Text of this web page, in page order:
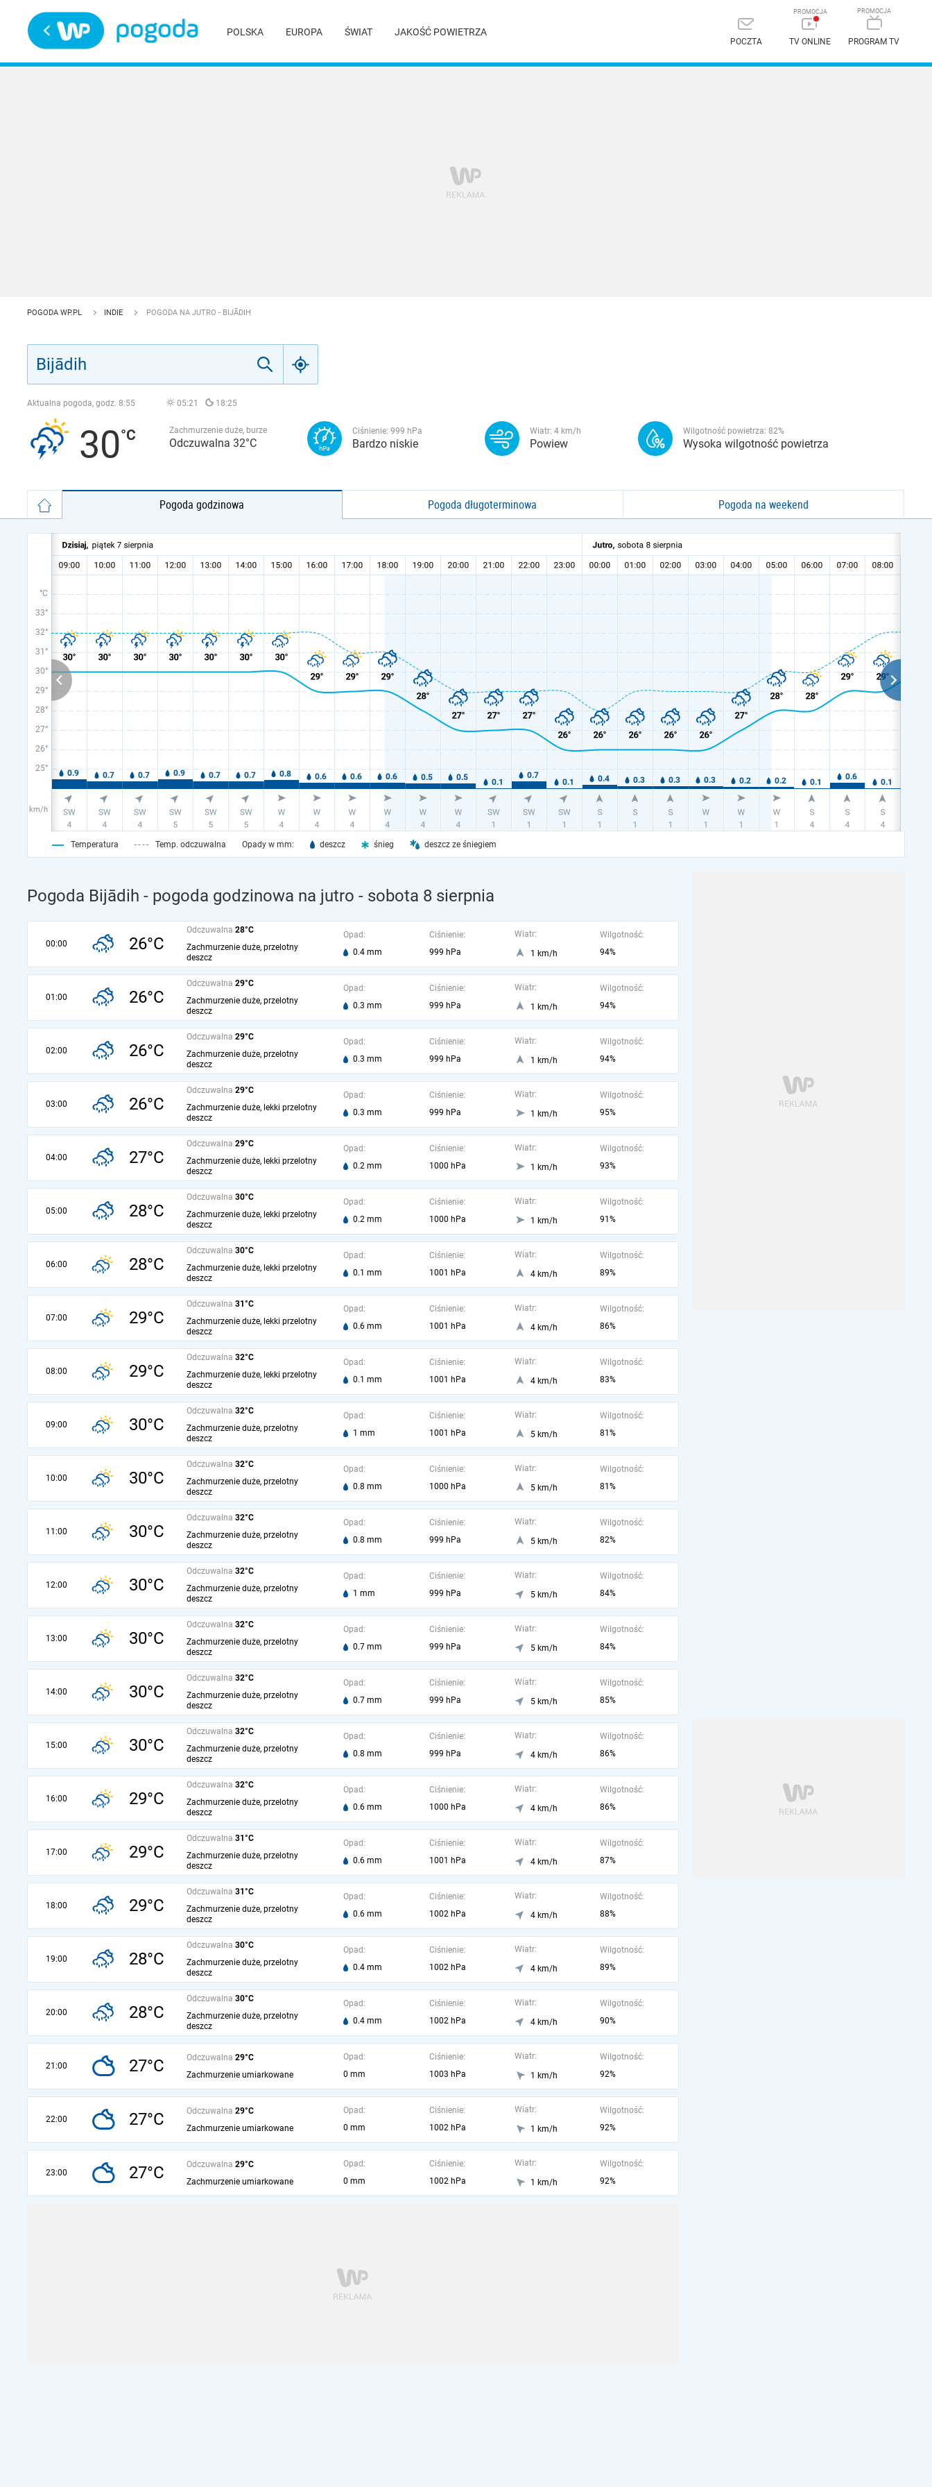
POLSKA EUROPA ŚWIAT JAKOŚĆ POWIETRZA
POCZTA TV ONLINE PROGRAM TV
POGODA WP.PL INDIE POGODA NA JUTRO - BIJĀDIH
Aktualna pogoda, godz. 8:55 05:21 18:25
30 Zachmurzenie duże, burze
Odczuwalna 32°C
Ciśnienie: 999 hPa
Bardzo niskie
Wiatr: 4 km/h
Powiew
Wilgotność powietrza: 82%
Wysoka wilgotność powietrza
Pogoda godzinowa Pogoda długoterminowa Pogoda na weekend
°C
33°
32°
31°
30°
29°
28°
27°
26°
25°
km/h
Temperatura Temp. odczuwalna Opady w mm: deszcz śnieg deszcz ze śniegiem
Pogoda Bijādih - pogoda godzinowa na jutro - sobota 8 sierpnia
00:00 26°C
Odczuwalna 28°C
Zachmurzenie duże, przelotny
deszcz
Opad:
0.4 mm
Ciśnienie:
999 hPa
Wiatr:
1 km/h
Wilgotność:
94%
01:00 26°C
Odczuwalna 29°C
Zachmurzenie duże, przelotny
deszcz
Opad:
0.3 mm
Ciśnienie:
999 hPa
Wiatr:
1 km/h
Wilgotność:
94%
02:00 26°C
Odczuwalna 29°C
Zachmurzenie duże, przelotny
deszcz
Opad:
0.3 mm
Ciśnienie:
999 hPa
Wiatr:
1 km/h
Wilgotność:
94%
03:00 26°C
Odczuwalna 29°C
Zachmurzenie duże, lekki przelotny
deszcz
Opad:
0.3 mm
Ciśnienie:
999 hPa
Wiatr:
1 km/h
Wilgotność:
95%
04:00 27°C
Odczuwalna 29°C
Zachmurzenie duże, lekki przelotny
deszcz
Opad:
0.2 mm
Ciśnienie:
1000 hPa
Wiatr:
1 km/h
Wilgotność:
93%
05:00 28°C
Odczuwalna 30°C
Zachmurzenie duże, lekki przelotny
deszcz
Opad:
0.2 mm
Ciśnienie:
1000 hPa
Wiatr:
1 km/h
Wilgotność:
91%
06:00 28°C
Odczuwalna 30°C
Zachmurzenie duże, lekki przelotny
deszcz
Opad:
0.1 mm
Ciśnienie:
1001 hPa
Wiatr:
4 km/h
Wilgotność:
89%
07:00 29°C
Odczuwalna 31°C
Zachmurzenie duże, lekki przelotny
deszcz
Opad:
0.6 mm
Ciśnienie:
1001 hPa
Wiatr:
4 km/h
Wilgotność:
86%
08:00 29°C
Odczuwalna 32°C
Zachmurzenie duże, lekki przelotny
deszcz
Opad:
0.1 mm
Ciśnienie:
1001 hPa
Wiatr:
4 km/h
Wilgotność:
83%
09:00 30°C
Odczuwalna 32°C
Zachmurzenie duże, przelotny
deszcz
Opad:
1 mm
Ciśnienie:
1001 hPa
Wiatr:
5 km/h
Wilgotność:
81%
10:00 30°C
Odczuwalna 32°C
Zachmurzenie duże, przelotny
deszcz
Opad:
0.8 mm
Ciśnienie:
1000 hPa
Wiatr:
5 km/h
Wilgotność:
81%
11:00 30°C
Odczuwalna 32°C
Zachmurzenie duże, przelotny
deszcz
Opad:
0.8 mm
Ciśnienie:
999 hPa
Wiatr:
5 km/h
Wilgotność:
82%
12:00 30°C
Odczuwalna 32°C
Zachmurzenie duże, przelotny
deszcz
Opad:
1 mm
Ciśnienie:
999 hPa
Wiatr:
5 km/h
Wilgotność:
84%
13:00 30°C
Odczuwalna 32°C
Zachmurzenie duże, przelotny
deszcz
Opad:
0.7 mm
Ciśnienie:
999 hPa
Wiatr:
5 km/h
Wilgotność:
84%
14:00 30°C
Odczuwalna 32°C
Zachmurzenie duże, przelotny
deszcz
Opad:
0.7 mm
Ciśnienie:
999 hPa
Wiatr:
5 km/h
Wilgotność:
85%
15:00 30°C
Odczuwalna 32°C
Zachmurzenie duże, przelotny
deszcz
Opad:
0.8 mm
Ciśnienie:
999 hPa
Wiatr:
4 km/h
Wilgotność:
86%
16:00 29°C
Odczuwalna 32°C
Zachmurzenie duże, przelotny
deszcz
Opad:
0.6 mm
Ciśnienie:
1000 hPa
Wiatr:
4 km/h
Wilgotność:
86%
17:00 29°C
Odczuwalna 31°C
Zachmurzenie duże, przelotny
deszcz
Opad:
0.6 mm
Ciśnienie:
1001 hPa
Wiatr:
4 km/h
Wilgotność:
87%
18:00 29°C
Odczuwalna 31°C
Zachmurzenie duże, przelotny
deszcz
Opad:
0.6 mm
Ciśnienie:
1002 hPa
Wiatr:
4 km/h
Wilgotność:
88%
19:00 28°C
Odczuwalna 30°C
Zachmurzenie duże, przelotny
deszcz
Opad:
0.4 mm
Ciśnienie:
1002 hPa
Wiatr:
4 km/h
Wilgotność:
89%
20:00 28°C
Odczuwalna 30°C
Zachmurzenie duże, przelotny
deszcz
Opad:
0.4 mm
Ciśnienie:
1002 hPa
Wiatr:
4 km/h
Wilgotność:
90%
21:00 27°C Odczuwalna 29°C
Zachmurzenie umiarkowane
Opad:
0 mm
Ciśnienie:
1003 hPa
Wiatr:
1 km/h
Wilgotność:
92%
22:00 27°C Odczuwalna 29°C
Zachmurzenie umiarkowane
Opad:
0 mm
Ciśnienie:
1002 hPa
Wiatr:
1 km/h
Wilgotność:
92%
23:00 27°C Odczuwalna 29°C
Zachmurzenie umiarkowane
Opad:
0 mm
Ciśnienie:
1002 hPa
Wiatr:
1 km/h
Wilgotność:
92%